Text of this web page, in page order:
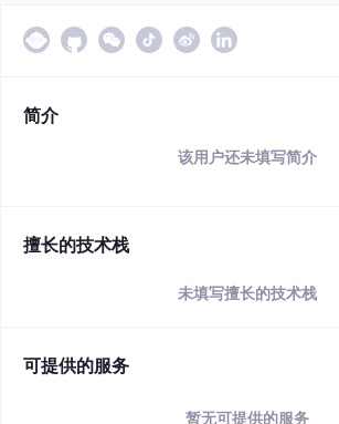
简介
该用户还未填写简介
擅长的技术栈
未填写擅长的技术栈
可提供的服务
暂无可提供的服务